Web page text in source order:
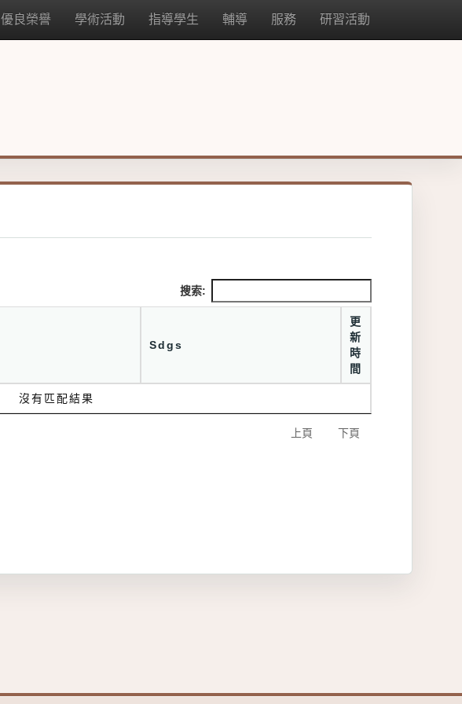
優良榮譽 學術活動 指導學生 輔導 服務 研習活動
搜索:
Sdgs
更
新
時
間
沒有匹配結果
上頁 下頁